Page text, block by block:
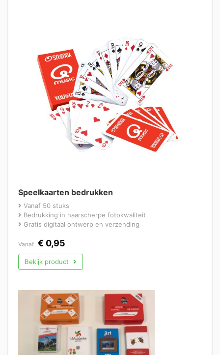
Speelkaarten bedrukken
Vanaf 50 stuks
Bedrukking in haarscherpe fotokwaliteit
Gratis digitaal ontwerp en verzending
Vanaf € 0,95
Bekijk product